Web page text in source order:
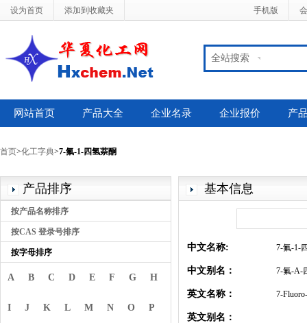
设为首页 添加到收藏夹 手机版
全站搜索
网站首页 产品大全 企业名录 企业报价 产
首页>化工字典>7-氟-1-四氢萘酮
产品排序
按产品名称排序
按CAS 登录号排序
按字母排序
A B C D E F G H
I J K L M N O P
基本信息
中文名称: 7-氟-1-
中文别名： 7-氟-Α-
英文名称： 7-
英文别名：